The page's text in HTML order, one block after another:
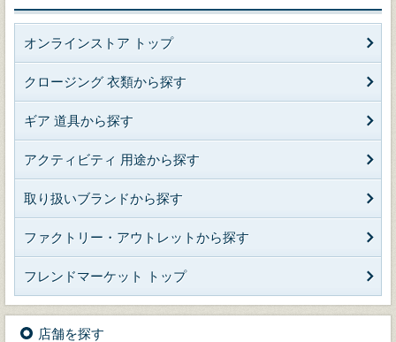
オンラインストア トップ
クロージング 衣類から探す
ギア 道具から探す
アクティビティ 用途から探す
取り扱いブランドから探す
ファクトリー・アウトレットから探す
フレンドマーケット トップ
店舗を探す